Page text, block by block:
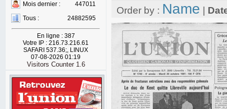
Mois dernier :
447011
Tous :
24882595
En ligne : 387
Votre IP : 216.73.216.61
SAFARI 537.36;, LINUX
07-08-2026 01:19
Visitors Counter 1.6
Order by : Name